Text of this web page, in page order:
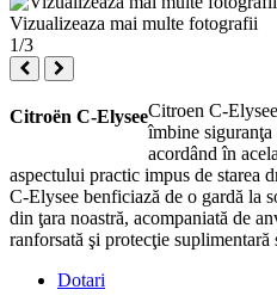
Vizualizeaza mai multe fotografii
1/3
Citroën C-ElyseeCitroen C-
îmbine
acordând în
aspectului practic impus de starea
C-Elysee benficiază de o gardă la
din ţara noastră, acompaniată de
ranforsată şi protecţie suplimentară
Dotari